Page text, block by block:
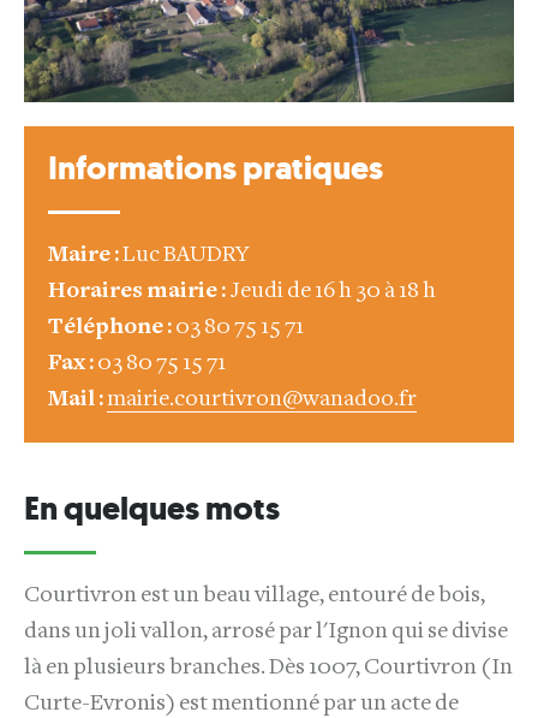
Informations pratiques
Maire :Luc BAUDRY
Horaires mairie : Jeudi de 16 h 30 à 18 h
Téléphone : 03 80 75 15 71
Fax : 03 80 75 15 71
Mail :mairie.courtivron@wanadoo.fr
En quelques mots
Courtivron est un beau village, entouré de bois,
dans un joli vallon, arrosé par l'Ignon qui se divise
là en plusieurs branches. Dès 1007, Courtivron (In
Curte-Evronis) est mentionné par un acte de